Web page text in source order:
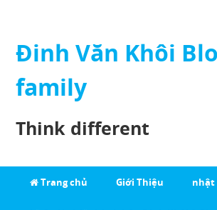
Đinh Văn Khôi
family
Think different
Trang chủ Giới Thiệu nhật